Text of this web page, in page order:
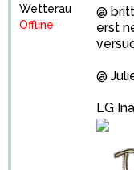
Wetterau
Offline
@
erst
@
LG Ina